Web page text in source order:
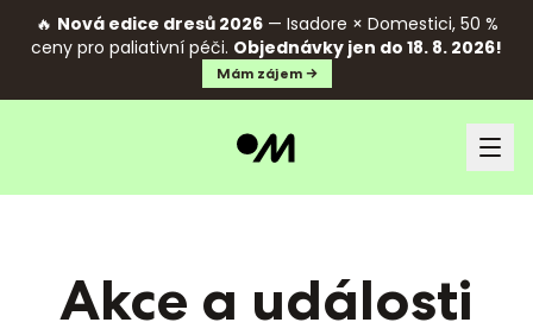
🔥 Nová edice dresů 2026— Isadore × Domestici, 50 %
ceny pro paliativní péči. Objednávky jen do 18. 8. 2026!
Mám zájem →
Akce a události